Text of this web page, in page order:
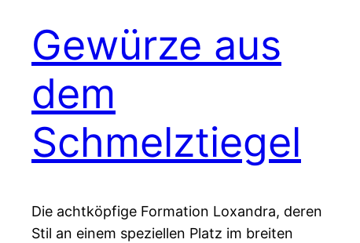
Gewürze aus
dem
Schmelztiegel
Die achtköpfige Formation Loxandra, deren
Stil an einem speziellen Platz im breiten